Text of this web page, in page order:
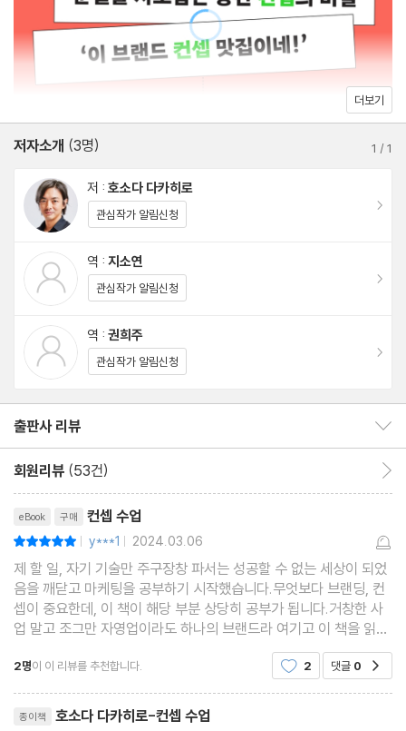
조하며, 초보자라도 누구나 바로 적용할 수 있는 ‘틀’을 알려준다. 인
지도와 신뢰도 측면에서 엄선한 사례들과 예제 문제를 담아 컨셉 메
이킹을 쉽고 실용적으로 안내하는 이 책을 읽으면 머릿속 아이디어
가 생생한 비즈니스 탄생하는 성취감을 느낄 수 있을 것이다.
2-3 재구성하는 8가지 방법
2-4 [실전편] 재구성하기
2장 요약
3장 고객의 눈높이로 보기 | ‘인사이트형’ 스토리 설계
3-1 인사이트형 스토리의 뼈대
3-2 고객 | 고객의 인사이트를 찾는 방법
3-3 경쟁자 | 진정한 경쟁 상대를 찾는 법
3-4 자사 | 우리만이 제공할 수 있는 베네핏
3-5 [실전편] 인사이트형 스토리 설계
4장. 미래 관점으로 바라보기 | ‘비전형’ 스토리 설계
4-3 비전 | 미래를 내다본다
4-4 [실전편] 비전형 스토리 설계
4-5 인사이트와 비전을 하나로
4장 요약
5장 컨셉을 ‘한 문장’으로 쓰기
더보기
저자소개 (3명) 1 /1
저 : 호소다 다카히로
관심작가 알림신청
역 : 지소연
관심작가 알림신청
역 : 권희주
관심작가 알림신청
출판사 리뷰
회원리뷰 (53건)
eBook 구매 컨셉 수업
| y***1 | 2024.03.06
제 할 일, 자기 기술만 주구장창 파서는 성공할 수 없는 세상이 되었
음을 깨닫고 마케팅을 공부하기 시작했습니다.무엇보다 브랜딩, 컨
셉이 중요한데, 이 책이 해당 부분 상당히 공부가 됩니다.거창한 사
업 말고 조그만 자영업이라도 하나의 브랜드라 여기고 이 책을 읽어
2명이 이 리뷰를 추천합니다. 2 댓글 0
종이책 호소다 다카히로-컨셉 수업